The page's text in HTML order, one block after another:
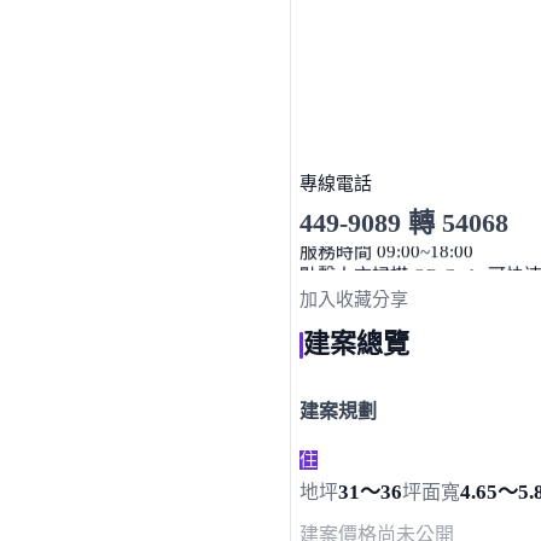
專線電話
449-9089 轉 54068
服務時間 09:00~18:00
加入收藏分享
建案總覽
建案規劃
住
地坪31～36坪面寬4.65～
建案價格尚未公開